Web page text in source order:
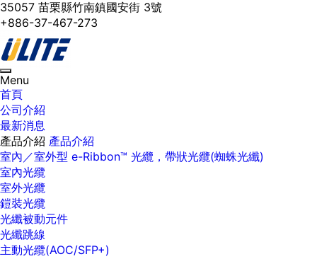
35057 苗栗縣竹南鎮國安街 3號
+886-37-467-273
Toggle
navigation
Menu
首頁
公司介紹
最新消息
產品介紹 產品介紹
室內／室外型 e-Ribbon™ 光纜，帶狀光纜(蜘蛛光纖)
室內光纜
室外光纜
鎧裝光纜
光纖被動元件
光纖跳線
主動光纜(AOC/SFP+)